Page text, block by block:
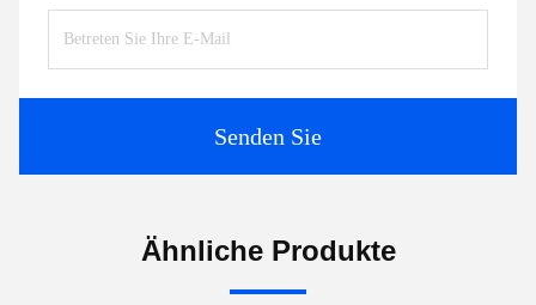
Senden Sie
Ähnliche Produkte